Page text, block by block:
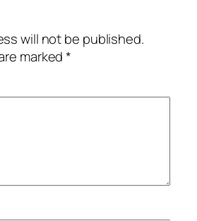
will not be published.
marked*